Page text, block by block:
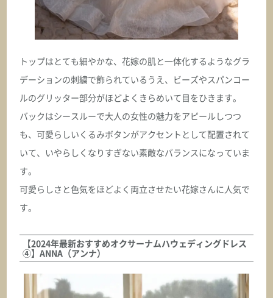
ASK
オクサーナムハ
ASK
オクサーナムハ
ESTELLE エステル
オクサーナムハ
ASK
オクサーナムハ
EVELYN エブリン
トップはとても細やかな、花嫁の肌と一体化するようなグラ
デーションの刺繍で飾られているうえ、ビーズやスパンコー
ルのグリッター部分がほどよくきらめいて目をひきます。
バックはシースルーで大人の女性の魅力をアピールしつつ
も、可愛らしいくるみボタンがアクセントとして配置されて
いて、いやらしくなりすぎない素敵なバランスになっていま
す。
可愛らしさと色気をほどよく両立させたい花嫁さんに人気で
す。
【2024年最新おすすめオクサーナムハウェディングドレス
④】ANNA（アンナ）